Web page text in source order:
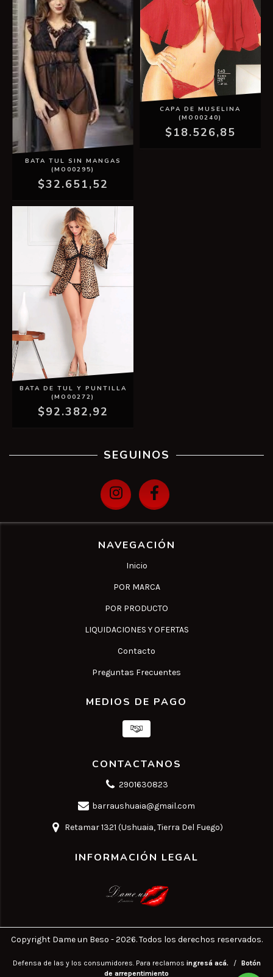
BATA TUL SIN MANGAS
(MO00295)
$32.651,52
CAPA DE MUSELINA
(MO00240)
$18.526,85
BATA DE TUL Y PUNTILLA
(MO00272)
$92.382,92
SEGUINOS
NAVEGACIÓN
Inicio
POR MARCA
POR PRODUCTO
LIQUIDACIONES Y OFERTAS
Contacto
Preguntas Frecuentes
MEDIOS DE PAGO
CONTACTANOS
2901630823
barraushuaia@gmail.com
Retamar 1321 (Ushuaia, Tierra Del Fuego)
INFORMACIÓN LEGAL
Copyright Dame un Beso - 2026. Todos los derechos reservados.
Defensa de las y los consumidores. Para reclamos ingresá acá. /
Botón
de arrepentimiento